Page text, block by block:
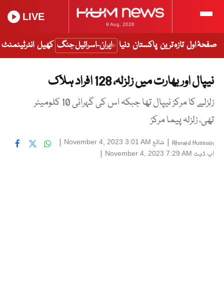
9 Aug, 2026
LIVE
صفحۂ اول تازہ ترین پاکستان دنیا ایران-اسرائیل جنگ کھیل انٹرٹینمنٹ
نیپال اور بھارت میں زلزلہ، 128 افراد ہلاک
زلزلے کا مرکز نیپال تھا جبکہ اس کی گہرائی 10 کلومیٹر
تھی، زلزلہ پیما مرکز
Ahmed Hussain
| شائع November 4, 2023 3:01 AM
|
اپ ڈیٹ November 4, 2023 7:29 AM
|